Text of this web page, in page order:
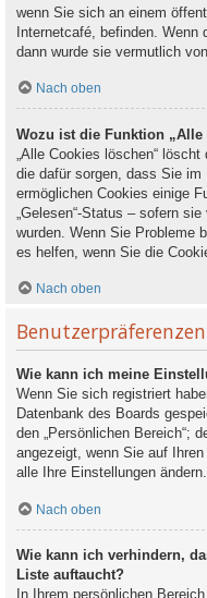
wenn Sie sich an einem
Internetcafé, befinden. Wenn
dann wurde sie vermutlich
Nach oben
Wozu ist die Funktion „Alle
„Alle Cookies löschen“
die dafür sorgen, dass Sie im
ermöglichen Cookies einige
„Gelesen“-Status – sofern
wurden. Wenn Sie Probleme
es helfen, wenn Sie die
Nach oben
Wie kann ich meine
Wenn Sie sich registriert
Datenbank des Boards
den „Persönlichen Bereich“;
angezeigt, wenn Sie auf
alle Ihre Einstellungen ändern.
Nach oben
Wie kann ich verhindern,
Liste auftaucht?
In Ihrem persönlichen